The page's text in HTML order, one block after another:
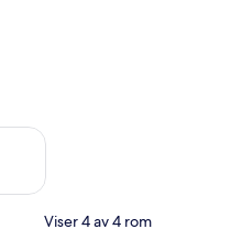
aug. 21 - aug. 23
Viser 4 av 4 rom